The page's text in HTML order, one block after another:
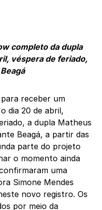
completo da dupla
véspera de feriado,
receber um
dia 20 de abril,
a dupla Matheus
Beagá, a partir das
parte do projeto
o momento ainda
uma
Simone Mendes
novo registro. Os
por meio da